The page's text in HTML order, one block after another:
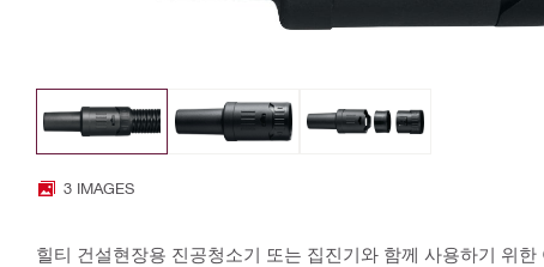
3 IMAGES
힐티 건설현장용 진공청소기 또는 집진기와 함께 사용하기 위한